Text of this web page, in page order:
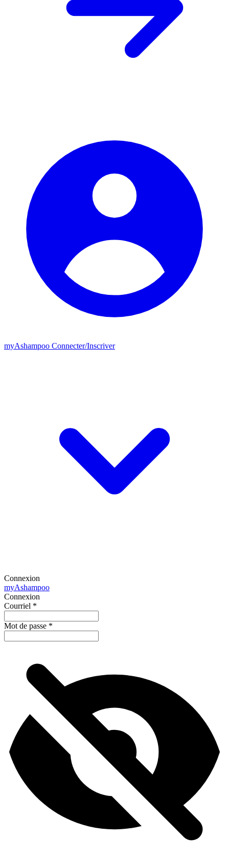
myAshampoo Connecter/Inscriver
Connexion
myAshampoo
Connexion
Courriel *
Mot de passe *